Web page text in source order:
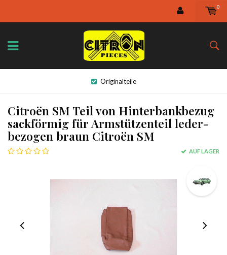
0
Originalteile
Citroën SM Teil von Hinterbankbezug
sackförmig für Armstützenteil leder-
bezogen braun Citroën SM
AUF LAGER